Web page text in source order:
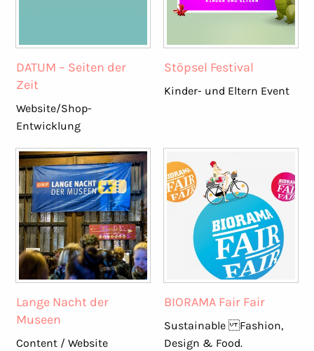
DATUM – Seiten der
Zeit
Website/Shop-
Entwicklung
Stöpsel Festival
Kinder- und Eltern Event
Lange Nacht der
Museen
Content / Website
BIORAMA Fair Fair
Sustainable Fashion,
Design & Food.